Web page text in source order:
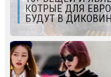
КОТРЫЕ ДЛЯ
БУДУТ В